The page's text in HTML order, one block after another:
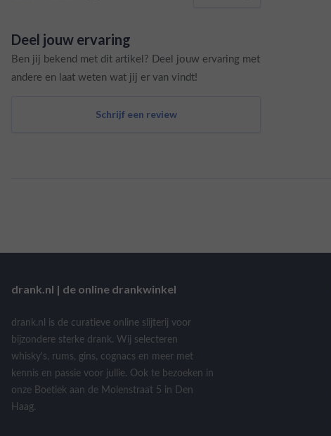
Deel jouw ervaring
Ben jij bekend met dit artikel? Deel jouw ervaring met
andere en laat weten wat jij er van vindt!
Schrijf een review
drank.nl | de online drankwinkel
drank.nl is de curatieve online slijterij voor
bijzondere sterke drank. Wij selecteren
whisky's, rums, gins, cognacs en meer met
kennis en passie voor jullie. Ook te bezoeken in
onze Boetiek aan de Molenstraat 5 in Den
Haag.